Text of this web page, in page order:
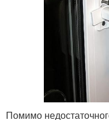
Помимо